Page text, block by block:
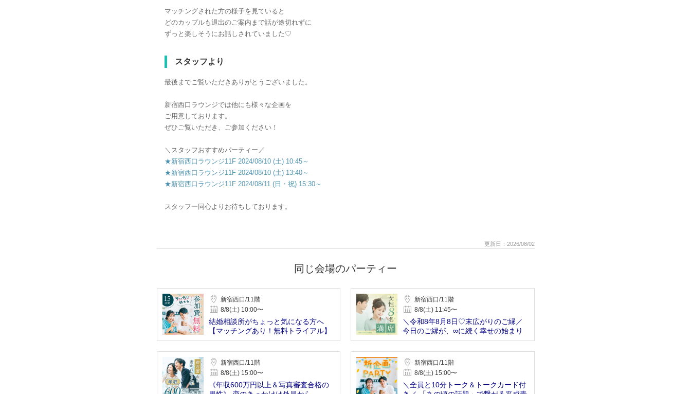
マッチングされた方の様子を見ていると
どのカップルも退出のご案内まで話が途切れずに
ずっと楽しそうにお話しされていました♡
スタッフより
最後までご覧いただきありがとうございました。
新宿西口ラウンジでは他にも様々な企画を
ご用意しております。
ぜひご覧いただき、ご参加ください！
＼スタッフおすすめパーティー／
★新宿西口ラウンジ11F 2024/08/10 (土) 10:45～
★新宿西口ラウンジ11F 2024/08/10 (土) 13:40～
★新宿西口ラウンジ11F 2024/08/11 (日・祝) 15:30～
スタッフ一同心よりお待ちしております。
更新日：2026/08/02
同じ会場のパーティー
新宿西口/11階
8/8(土) 10:00〜
結婚相談所がちょっと気になる方へ
【マッチングあり！無料トライアル】
新宿西口/11階
8/8(土) 11:45〜
＼令和8年8月8日♡末広がりのご縁／
今日のご縁が、∞に続く幸せの始まり
新宿西口/11階
8/8(土) 15:00〜
《年収600万円以上＆写真審査合格の
新宿西口/11階
8/8(土) 15:00〜
＼全員と10分トーク＆トークカード付